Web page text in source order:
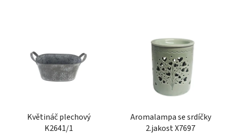
Květináč plechový
K2641/1
Aromalampa se srdíčky
2.jakost X7697